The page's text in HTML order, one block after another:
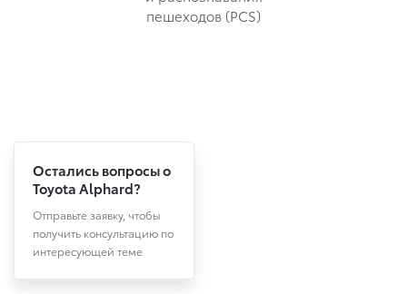
пешеходов (PCS)
Остались вопросы о
Toyota Alphard?
Отправьте заявку, чтобы
получить консультацию по
интересующей теме